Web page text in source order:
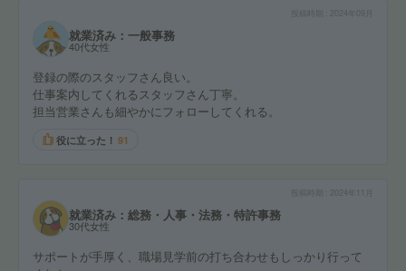
2024年09月
就業済み：一般事務
40代女性
登録の際のスタッフさん良い。
仕事案内してくれるスタッフさん丁寧。
担当営業さんも細やかにフォローしてくれる。
役に立った！ 91
2024年11月
就業済み：総務・人事・法務・特許事務
30代女性
サポートが手厚く、職場見学前の打ち合わせもしっかり行って